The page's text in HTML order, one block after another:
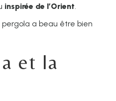
inspirée de l’Orient.
pergola a beau être bien
et la